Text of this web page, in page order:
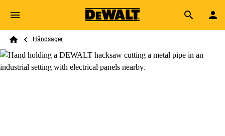
Skip to main content
Search
Breadcrumb
Håndsager